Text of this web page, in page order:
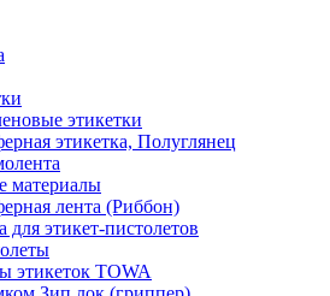
этикетки
этикетка, Полуглянец
материалы
лента (Риббон)
для этикет-пистолетов
этикеток TOWA